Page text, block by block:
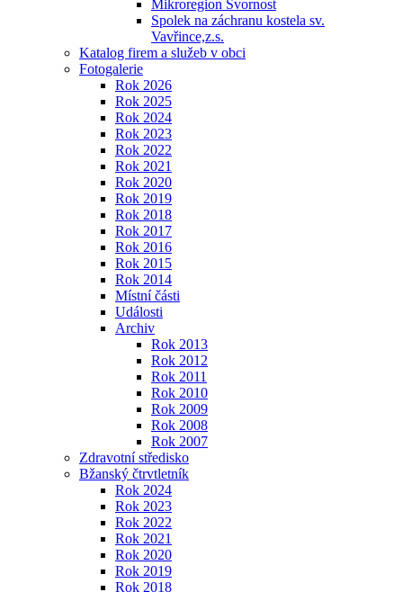
Mikroregion Svornost
Spolek na záchranu kostela sv.
Vavřince,z.s.
Katalog firem a služeb v obci
Fotogalerie
Rok 2026
Rok 2025
Rok 2024
Rok 2023
Rok 2022
Rok 2021
Rok 2020
Rok 2019
Rok 2018
Rok 2017
Rok 2016
Rok 2015
Rok 2014
Místní části
Události
Archiv
Rok 2013
Rok 2012
Rok 2011
Rok 2010
Rok 2009
Rok 2008
Rok 2007
Zdravotní středisko
Bžanský čtrvtletník
Rok 2024
Rok 2023
Rok 2022
Rok 2021
Rok 2020
Rok 2019
Rok 2018